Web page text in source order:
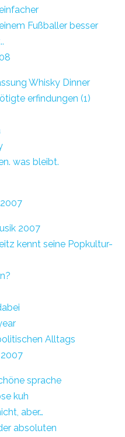
Fußballer besser
Whisky Dinner
erfindungen (1)
was bleibt.
2007
kennt seine Popkultur-
Alltags
sprache
kuh
aber…
absoluten